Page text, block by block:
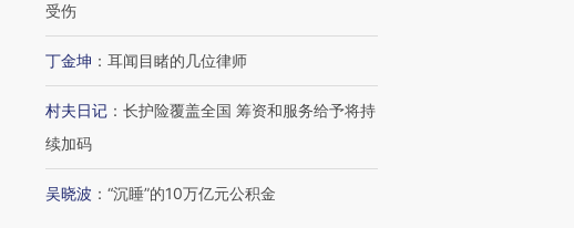
受伤
丁金坤 ： 耳闻目睹的几位律师
村夫日记 ： 长护险覆盖全国 筹资和服务给予将持
续加码
吴晓波 ： “沉睡”的10万亿元公积金